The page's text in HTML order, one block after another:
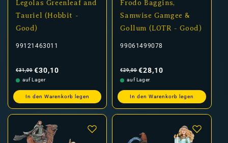
Legolas Greenleaf and
Tauriel (Hobbit -
Good)
99121463011
Preis
€31,00 €30,10
auf Lager
In den Warenkorb legen
Frodo Baggins,
Samwise Gamgee &
Gollum (LOTR - Good)
99061499078
Preis
€29,00 €28,10
auf Lager
In den Warenkorb legen